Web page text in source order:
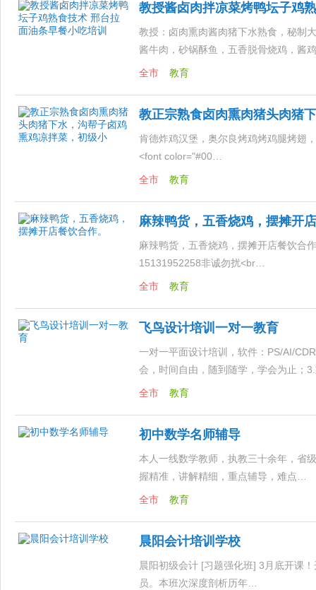
教授酱卤肉拌凉菜烤鸭坛子鸡
教授：卤肉熏肉酱肉猪下水熟食，秘制
酱牛肉，砂锅酥鱼，五香脱骨烧鸡，酱
全市 教育
教正宗熟食卤肉熏肉猪头肉猪
肯德炸鸡汉堡，奥尔良烤鸡烤鸡腿烤翅
<font color="#00…
全市 教育
麻辣鸭货，五香烧鸡，摆摊开
麻辣鸭货，五香烧鸡，摆摊开店餐饮合
15131952258非诚勿扰<br…
全市 教育
飞鸟设计培训一对一教育
一对一平面设计培训，软件：PS/AI/
会，时间自由，随到随学，学会为止；
全市 教育
初中数学名师辅导
本人一线数学教师，执教三十余年，省
握精准，讲解精细，重点辅导，难点…
全市 教育
晨阳会计培训学校
晨阳初级会计 [习题强化班] 3月底开课
员。本班次深度剖析历年…